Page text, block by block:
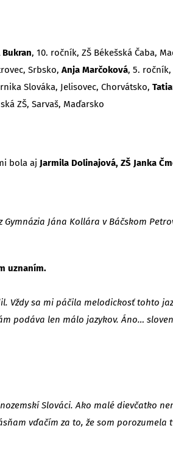
Bukran, 10. ročník, ZŠ Békešská Čaba,
Srbsko, Anja Marčoková, 5. ročník,
Slováka, Jelisovec, Chorvátsko,
ZŠ, Sarvaš, Maďarsko
bola aj Jarmila Dolinajová, ZŠ Janka
Jána Kollára v Báčskom
uznaním.
Vždy sa mi páčila melodickosť tohto
podáva len málo jazykov. Áno…
Slováci. Ako malé dievčatko
vďačím za to, že som